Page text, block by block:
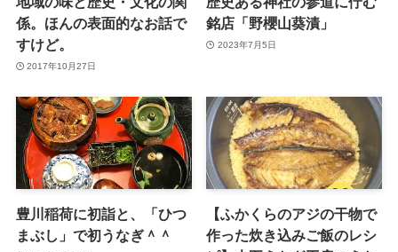
係。ほんの表面的なお話で
すけど。
2017年10月27日
銘店「野櫻山葵漬」
2023年7月5日
豊川稲荷に初詣と、「ひつ
まぶし」で初うなぎ＾＾
【ふかくらのアジの⼲物で
作った炊き込みご飯のレシ